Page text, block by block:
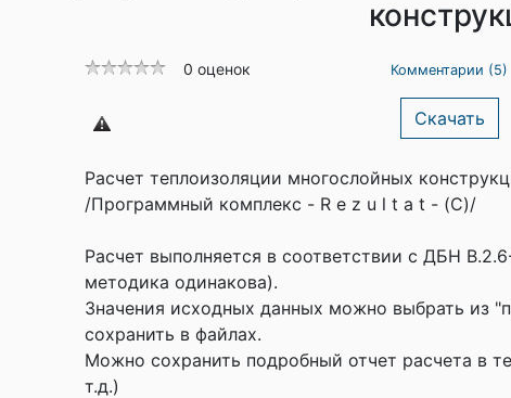
0 оценок Комментарии (5)
Скачать
Расчет теплоизоляции многослойных
/Программный комплекс - R e z u l t a t - (С)/
Расчет выполняется в соответствии с ДБН
методика одинакова).
Значения исходных данных можно выбрать из
сохранить в файлах.
Можно сохранить подробный отчет расчета в
т.д.)